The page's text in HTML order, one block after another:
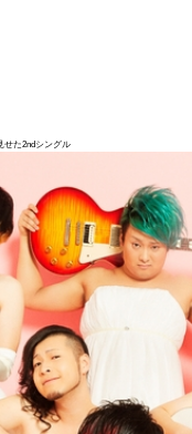
せた2ndシングル